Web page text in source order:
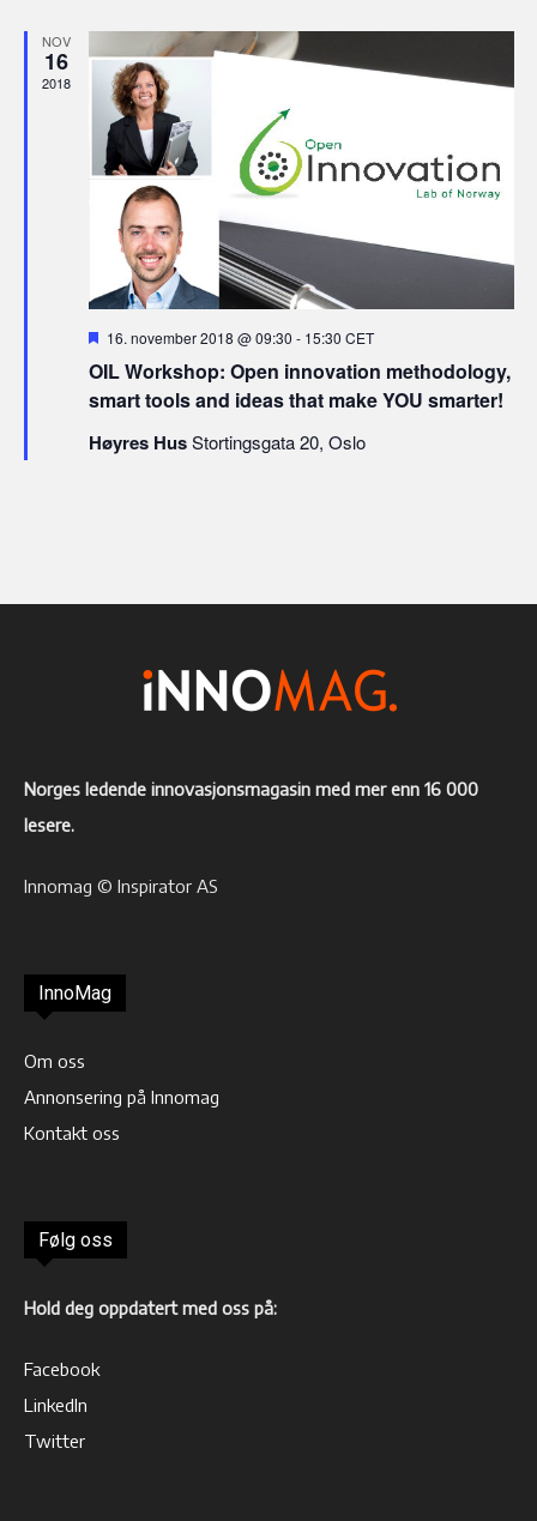
NOV
16
2018
Fremhevet
16. november 2018 @ 09:30 - 15:30 CET
OIL Workshop: Open innovation methodology,
smart tools and ideas that make YOU smarter!
Høyres HusStortingsgata 20, Oslo
Norges ledende innovasjonsmagasin med mer enn 16 000
lesere.
Innomag © Inspirator AS
InnoMag
Om oss
Annonsering på Innomag
Kontakt oss
Følg oss
Hold deg oppdatert med oss på:
Facebook
LinkedIn
Twitter